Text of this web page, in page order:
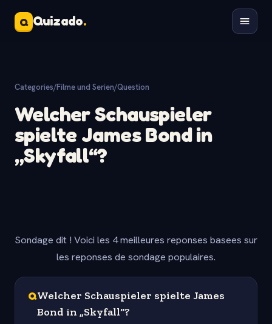
Q Quizado.
Categories/Filme und Serien/Question
Welcher Schauspieler
spielte James Bond in
„Skyfall“?
Sondage dit ! Voici les 4 meilleures reponses basees sur
les reponses de sondage populaires.
QWelcher Schauspieler spielte James
Bond in „Skyfall“?